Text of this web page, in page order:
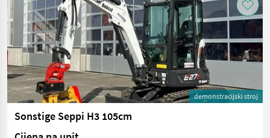
demonstracijski stroj
Sonstige Seppi H3 105cm